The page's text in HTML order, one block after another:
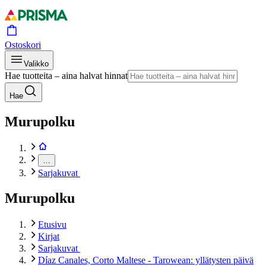
Ostoskori
Valikko
Hae tuotteita – aina halvat hinnat
Hae
Murupolku
Sarjakuvat
Murupolku
Etusivu
Kirjat
Sarjakuvat
Díaz Canales, Corto Maltese - Tarowean: yllätysten päivä